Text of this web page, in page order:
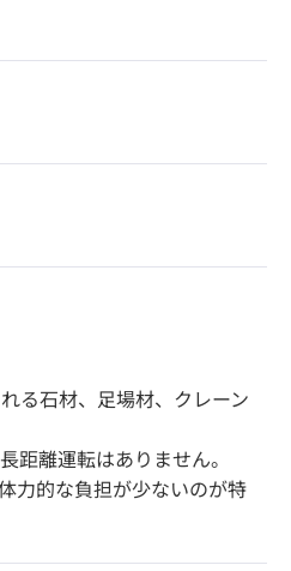
る石材、足場材、クレーン
距離運転はありません。
力的な負担が少ないのが特